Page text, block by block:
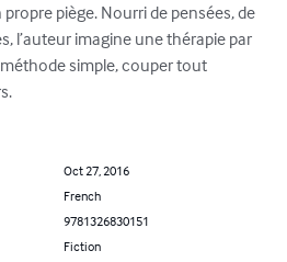
piège. Nourri de pensées, de
l’auteur imagine une thérapie par
simple, couper tout
Oct 27, 2016
French
9781326830151
Fiction